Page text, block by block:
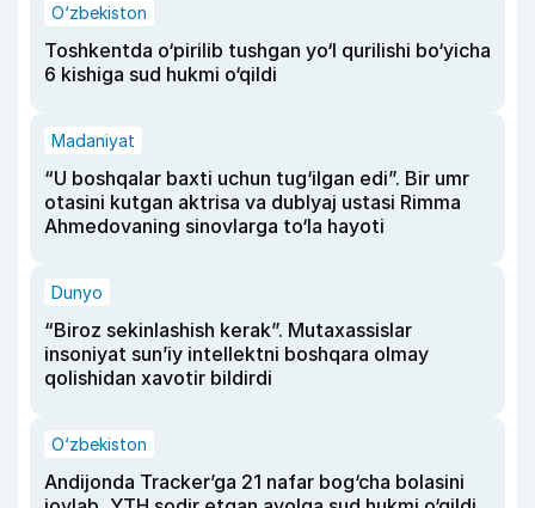
O‘zbekiston
Toshkentda o‘pirilib tushgan yo‘l qurilishi bo‘yicha
6 kishiga sud hukmi o‘qildi
Madaniyat
“U boshqalar baxti uchun tug‘ilgan edi”. Bir umr
otasini kutgan aktrisa va dublyaj ustasi Rimma
Ahmedovaning sinovlarga to‘la hayoti
Dunyo
“Biroz sekinlashish kerak”. Mutaxassislar
insoniyat sun’iy intellektni boshqara olmay
qolishidan xavotir bildirdi
O‘zbekiston
Andijonda Tracker’ga 21 nafar bog‘cha bolasini